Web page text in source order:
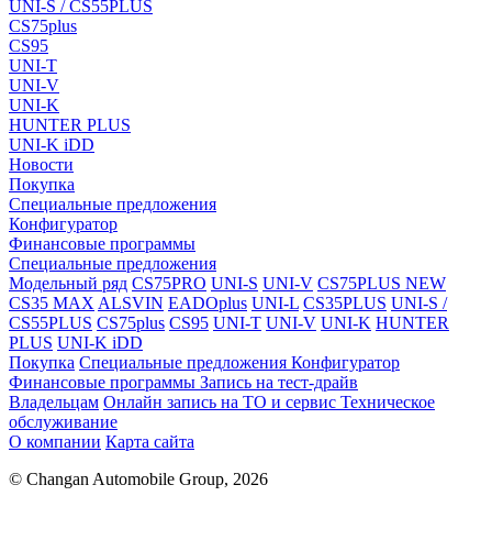
UNI-S / CS55PLUS
CS75plus
CS95
UNI-T
UNI-V
UNI-K
HUNTER PLUS
UNI-K iDD
Новости
Покупка
Специальные предложения
Конфигуратор
Финансовые программы
Специальные предложения
Модельный ряд CS75PRO UNI-S UNI-V CS75PLUS NEW
CS35 MAX ALSVIN EADOplus UNI-L CS35PLUS UNI-S /
CS55PLUS CS75plus CS95 UNI-T UNI-V UNI-K HUNTER
PLUS UNI-K iDD
Покупка Специальные предложения Конфигуратор
Финансовые программы Запись на тест-драйв
Владельцам Онлайн запись на ТО и сервис Техническое
обслуживание
О компании Карта сайта
© Changan Automobile Group, 2026